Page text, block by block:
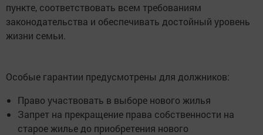
пункте, соответствовать всем требованиям
законодательства и обеспечивать достойный уровень
жизни семьи.
Особые гарантии предусмотрены для должников:
Право участвовать в выборе нового жилья
Запрет на прекращение права собственности на
старое жилье до приобретения нового